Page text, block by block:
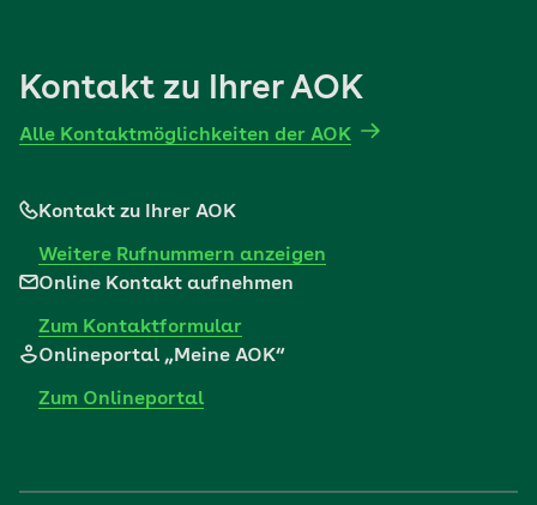
Kontakt zu Ihrer AOK
Alle Kontaktmöglichkeiten der AOK
Kontakt zu Ihrer AOK
Weitere Rufnummern anzeigen
Online Kontakt aufnehmen
Zum Kontaktformular
Onlineportal „Meine AOK“
Zum Onlineportal